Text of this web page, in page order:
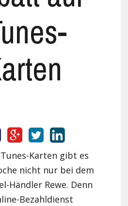
Karten gibt es
nicht nur bei dem
Händler Rewe. Denn
Bezahldienst